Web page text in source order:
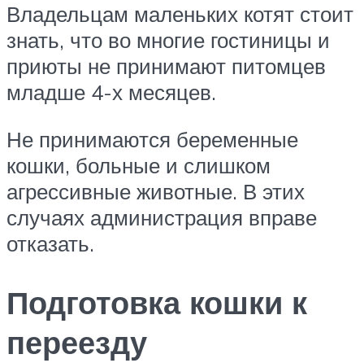
Владельцам маленьких котят стоит
знать, что во многие гостиницы и
приюты не принимают питомцев
младше 4-х месяцев.
Не принимаются беременные
кошки, больные и слишком
агрессивные животные. В этих
случаях администрация вправе
отказать.
Подготовка кошки к
переезду